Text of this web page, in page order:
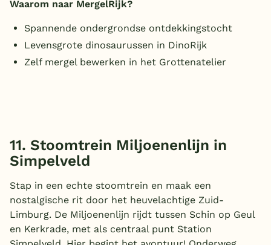
Waarom naar MergelRijk?
Spannende ondergrondse ontdekkingstocht
Levensgrote dinosaurussen in DinoRijk
Zelf mergel bewerken in het Grottenatelier
11. Stoomtrein Miljoenenlijn in
Simpelveld
Stap in een echte stoomtrein en maak een
nostalgische rit door het heuvelachtige Zuid-
Limburg. De Miljoenenlijn rijdt tussen Schin op Geul
en Kerkrade, met als centraal punt Station